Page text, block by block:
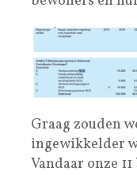
Graag zouden
ingewikkelder
Vandaar onze